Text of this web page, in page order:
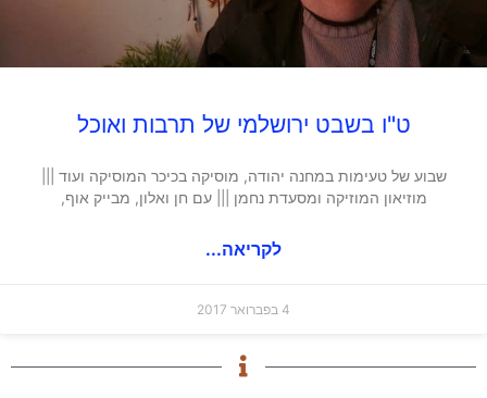
ט"ו בשבט ירושלמי של תרבות ואוכל
שבוע של טעימות במחנה יהודה, מוסיקה בכיכר המוסיקה ועוד |||
מוזיאון המוזיקה ומסעדת נחמן ||| עם חן ואלון, מבייק אוף,
לקריאה...
4 בפברואר 2017